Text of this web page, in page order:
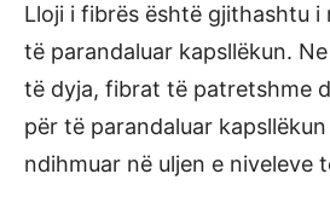
Lloji i fibrës është gjithashtu i
të parandaluar kapsllëkun.
të dyja, fibrat të patretshme
për të parandaluar
ndihmuar në uljen e niveleve